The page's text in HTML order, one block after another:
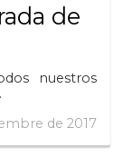
de
nuestros
de 2017